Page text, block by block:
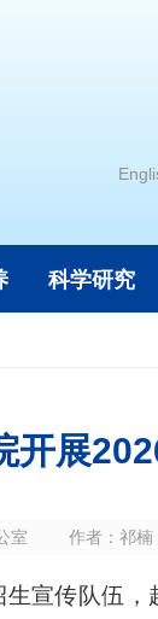
科学研究
开展
室 作者： 祁楠
宣传队伍